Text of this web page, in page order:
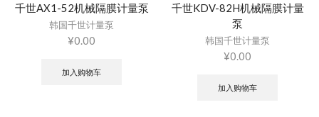
千世AX1-52机械隔膜计量泵
韩国千世计量泵
¥0.00
加入购物车
千世KDV-82H机械隔膜计量
泵
韩国千世计量泵
¥0.00
加入购物车